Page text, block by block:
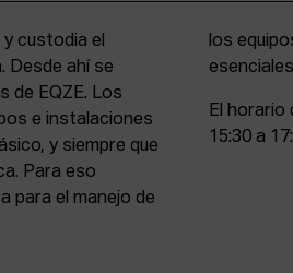
custodia el
Desde ahí se
de EQZE. Los
e instalaciones
y siempre que
Para eso
para el manejo de
compromiso
El horario
15:30 a